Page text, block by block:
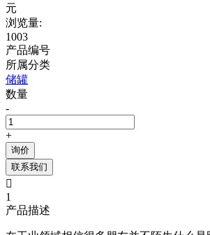
元
浏览量:
1003
产品编号
所属分类
储罐
数量
-
+
询价
联系我们

1
产品描述